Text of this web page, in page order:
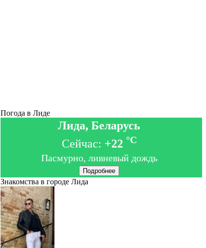
Погода в Лиде
Лида, Беларусь
Сейчас: +22 °C
Пасмурно, ливневый дождь
Подробнее
Знакомства в городе Лида